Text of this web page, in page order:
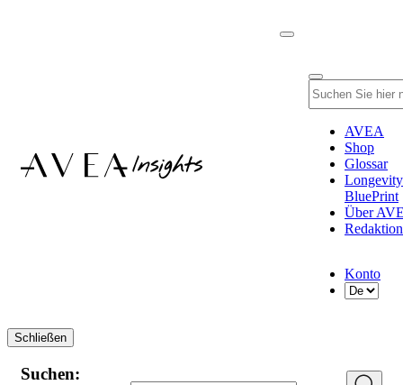
AVEA
Shop
Glossar
Longevity
BluePrint
Über
Konto
Schließen
Suchen: